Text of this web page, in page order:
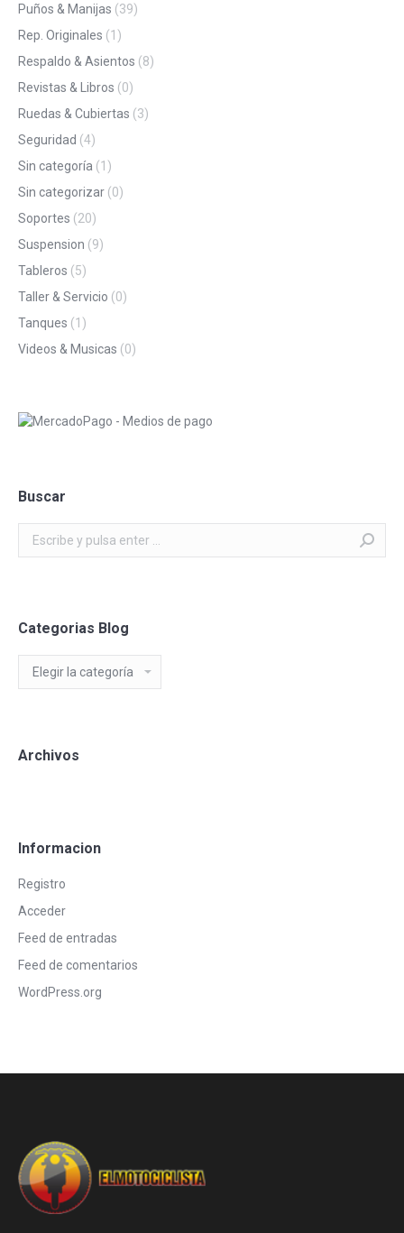
Puños & Manijas (39)
Rep. Originales (1)
Respaldo & Asientos (8)
Revistas & Libros (0)
Ruedas & Cubiertas (3)
Seguridad (4)
Sin categoría (1)
Sin categorizar (0)
Soportes (20)
Suspension (9)
Tableros (5)
Taller & Servicio (0)
Tanques (1)
Videos & Musicas (0)
Buscar
Categorias Blog
Blog
Archivos
Informacion
Registro
Acceder
Feed de entradas
Feed de comentarios
WordPress.org